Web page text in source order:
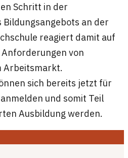
Schritt in der
an der
reagiert damit auf
von
Arbeitsmarkt.
sich bereits jetzt für
und somit Teil
Ausbildung werden.